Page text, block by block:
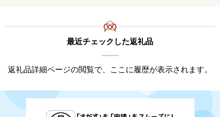
最近チェックした返礼品
返礼品詳細ページの閲覧で、ここに履歴が表示されます。